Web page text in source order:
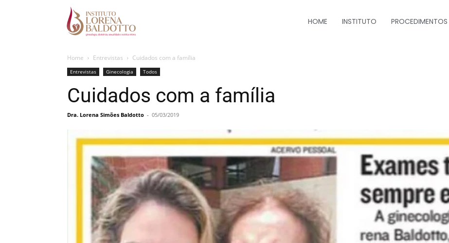
HOME INSTITUTO PROCEDIMENTOS
Home Entrevistas Cuidados com a família
Entrevistas Ginecologia Todos
Cuidados com a família
Dra. Lorena Simões Baldotto - 05/03/2019